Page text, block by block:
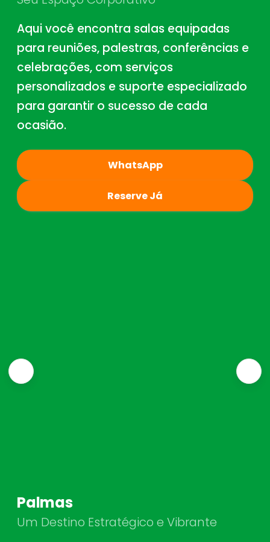
Aqui você encontra salas equipadas
para reuniões, palestras, conferências e
celebrações, com serviços
personalizados e suporte especializado
para garantir o sucesso de cada
ocasião.
WhatsApp
Reserve Já
Palmas
Um Destino Estratégico e Vibrante